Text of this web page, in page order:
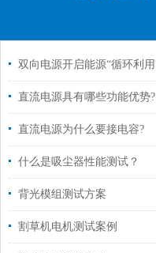
直流电源具有哪些功能优势?
直流电源为什么要接电容?
什么是吸尘器性能测试？
背光模组测试方案
割草机电机测试案例